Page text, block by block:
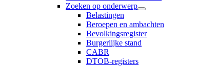
Zoeken op onderwerp
Belastingen
Beroepen en ambachten
Bevolkingsregister
Burgerlijke stand
CABR
DTOB-registers